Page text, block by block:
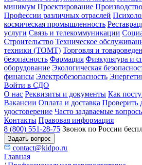
минимум Проектирование
Профессии различных отраслей
космическая промышленность
услуги Связь и телекоммуникации
Строительство Техническое
техники (ТОМТ) Торговля и
безопасность Фармация Физкультура и
оборудование Экологическая
финансы Электробезопасность
Войти в СДО
О нас Реквизиты и документы Как
Вакансии Оплата и доставка Проверить
удостоверение Часто задаваемые
Контакты Правовая информация
8 (800) 551-28-75 Звонок по России
Задать вопрос
contact@kidpo.ru
Главная